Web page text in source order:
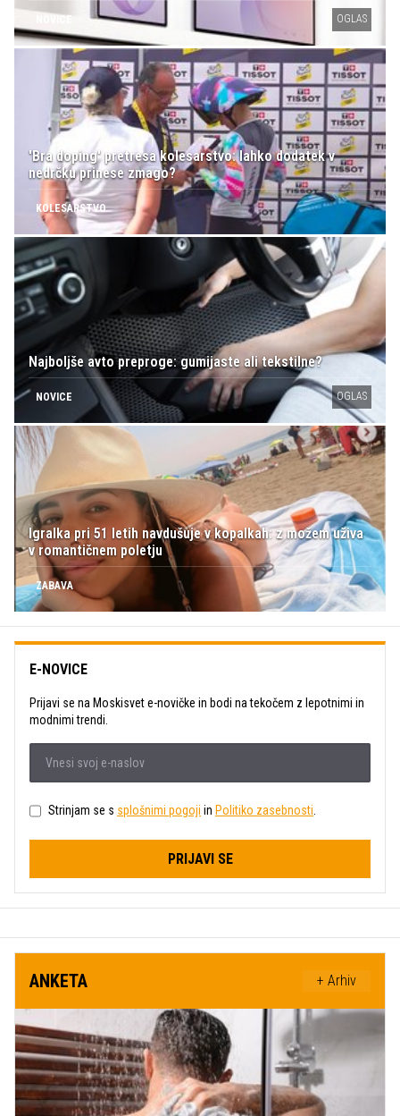
NOVICE OGLAS
'Bra doping' pretresa kolesarstvo: lahko dodatek v
nedrčku prinese zmago?
KOLESARSTVO
Najboljše avto preproge: gumijaste ali tekstilne?
NOVICE OGLAS
Igralka pri 51 letih navdušuje v kopalkah: z možem uživa
v romantičnem poletju
ZABAVA
E-NOVICE
Prijavi se na Moskisvet e-novičke in bodi na tekočem z lepotnimi in
modnimi trendi.
Strinjam se s splošnimi pogoji in Politiko zasebnosti.
PRIJAVI SE
ANKETA + Arhiv